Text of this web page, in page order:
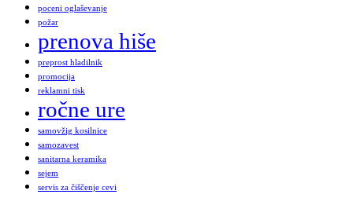
poceni oglaševanje
požar
prenova hiše
preprost hladilnik
promocija
reklamni tisk
ročne ure
samovžig kosilnice
samozavest
sanitarna keramika
sejem
servis za čiščenje cevi